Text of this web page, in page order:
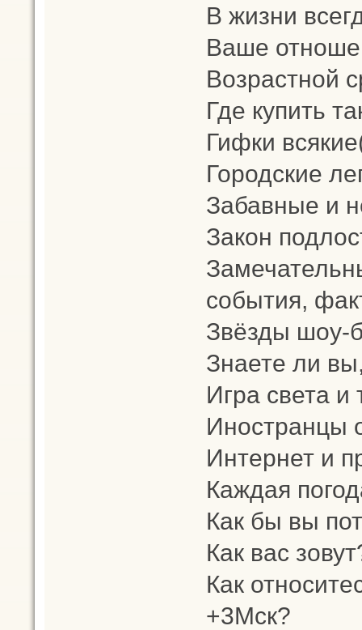
В жизни
Ваше
Возрастной
Где купить
Гифки
Городские
Забавные и
Закон
события,
Звёзды шоу-
Знаете ли
Игра света и
Иностранцы
Интернет и
Каждая
Как бы вы
Как вас
Как
+3Мск?